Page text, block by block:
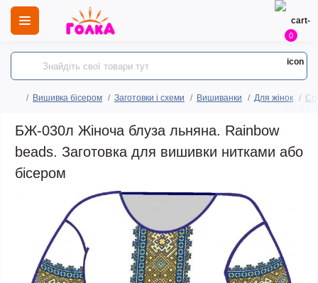
0
Вишивка бісером Заготовки і схеми Вишиванки Для жінок
БЖ-030л Жіноча блуза льняна. Rainbow
beads. Заготовка для вишивки нитками або
бісером